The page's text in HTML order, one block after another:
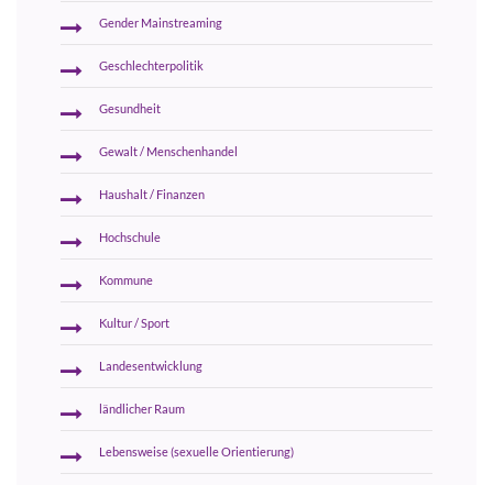
Gender Mainstreaming
Geschlechterpolitik
Gesundheit
Gewalt / Menschenhandel
Haushalt / Finanzen
Hochschule
Kommune
Kultur / Sport
Landesentwicklung
ländlicher Raum
Lebensweise (sexuelle Orientierung)